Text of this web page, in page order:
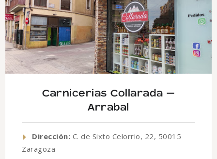
Carnicerias Collarada –
Arrabal
Dirección: C. de Sixto Celorrio, 22, 50015
Zaragoza